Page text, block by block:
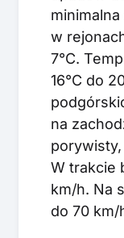
minimalna
w
7°C.
16°C do
na
W trakcie
km/h. Na
do 70 km/